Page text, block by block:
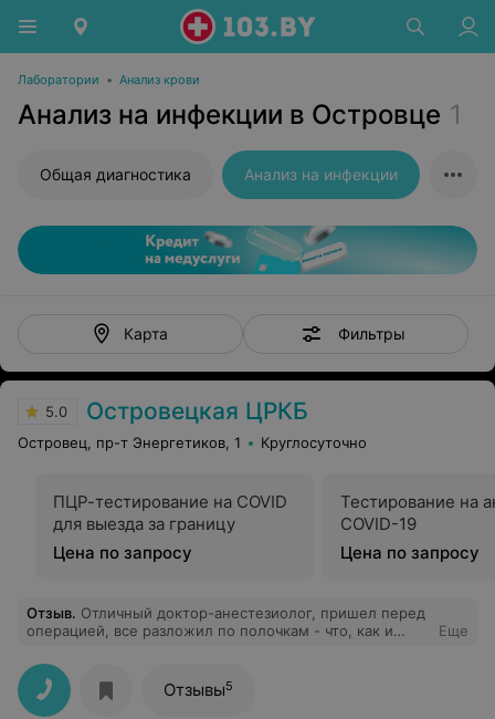
Лаборатории • Анализ крови
Анализ на инфекции в Островце 1
Общая диагностика Анализ на инфекции
Карта Фильтры
5.0 Островецкая ЦРКБ
Островец, пр-т Энергетиков, 1 Круглосуточно
ПЦР-тестирование на COVID
для выезда за границу
Цена по запросу
Тестирование на
COVID-19
Цена по запросу
Отзыв. Отличный доктор-анестезиолог, пришел перед
операцией, все разложил по полочкам - что, как и
как после операции. Сделал анестезию как бог, боли
не чувствовал 3-ое суток. Ставлю высший класс этому
специалисту!
Еще
Отзывы5